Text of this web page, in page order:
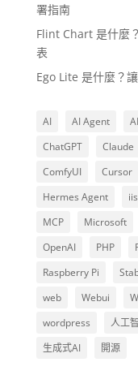
署指南
Flint Chart 是什麼
表
Ego Lite 是什麼？
AI AI Agent
ChatGPT
Claude
ComfyUI
Cursor
Hermes Agent
iis
MCP
Microsoft
OpenAI
PHP
Raspberry Pi
web
Webui
wordpress
人工
生成式AI
開源